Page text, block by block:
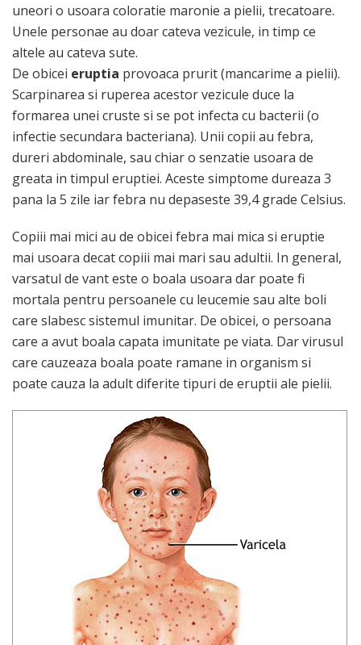
uneori o usoara coloratie maronie a pielii, trecatoare.
Unele personae au doar cateva vezicule, in timp ce
altele au cateva sute.
De obicei eruptia provoaca prurit (mancarime a pielii).
Scarpinarea si ruperea acestor vezicule duce la
formarea unei cruste si se pot infecta cu bacterii (o
infectie secundara bacteriana). Unii copii au febra,
dureri abdominale, sau chiar o senzatie usoara de
greata in timpul eruptiei. Aceste simptome dureaza 3
pana la 5 zile iar febra nu depaseste 39,4 grade Celsius.
Copiii mai mici au de obicei febra mai mica si eruptie
mai usoara decat copiii mai mari sau adultii. In general,
varsatul de vant este o boala usoara dar poate fi
mortala pentru persoanele cu leucemie sau alte boli
care slabesc sistemul imunitar. De obicei, o persoana
care a avut boala capata imunitate pe viata. Dar virusul
care cauzeaza boala poate ramane in organism si
poate cauza la adult diferite tipuri de eruptii ale pielii.